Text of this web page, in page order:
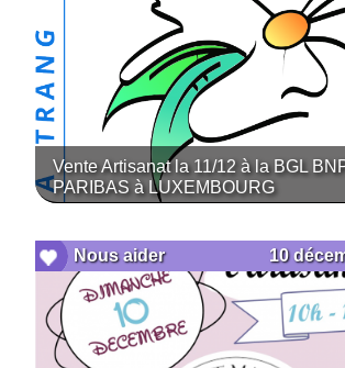
Vente Artisanat la 11/12 à la BGL
PARIBAS à LUXEMBOURG
10
Nous aider